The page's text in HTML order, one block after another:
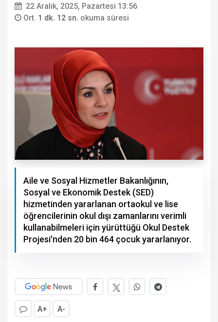
22 Aralık, 2025, Pazartesi 13:56
Ort. 1 dk. 12 sn. okuma süresi
Aile ve Sosyal Hizmetler Bakanlığının,
Sosyal ve Ekonomik Destek (SED)
hizmetinden yararlanan ortaokul ve lise
öğrencilerinin okul dışı zamanlarını verimli
kullanabilmeleri için yürüttüğü Okul Destek
Projesi'nden 20 bin 464 çocuk yararlanıyor.
A+ A-